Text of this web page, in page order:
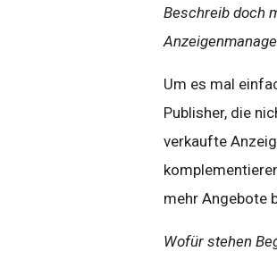
Beschreib doch
Um es mal
Publisher, die
verkaufte
mehr Angebote
Wofür stehen